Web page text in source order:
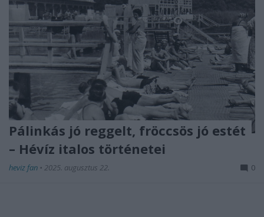
Pálinkás jó reggelt, fröccsös jó estét
– Hévíz italos történetei
heviz fan • 2025. augusztus 22. 0